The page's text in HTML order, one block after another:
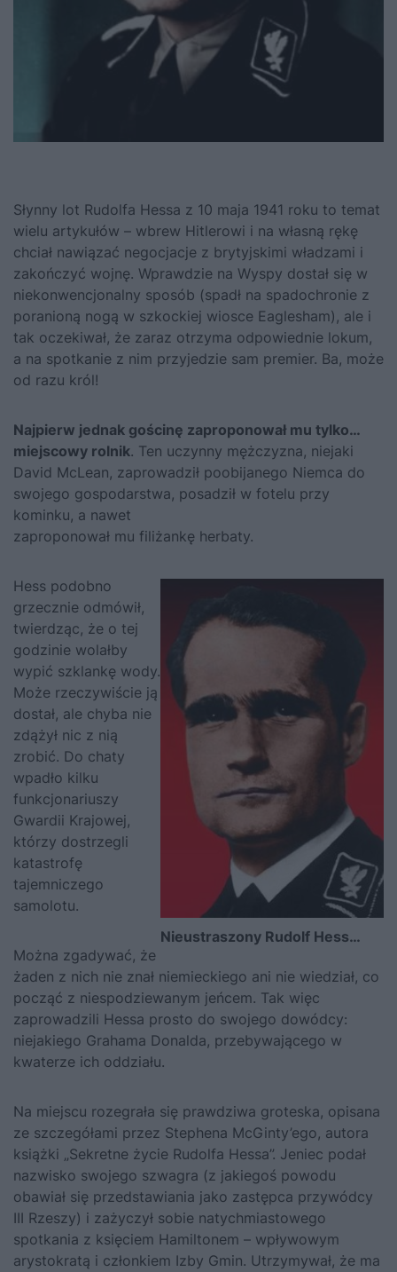
Słynny lot Rudolfa Hessa z 10 maja 1941 roku to temat
wielu artykułów – wbrew Hitlerowi i na własną rękę
chciał nawiązać negocjacje z brytyjskimi władzami i
zakończyć wojnę. Wprawdzie na Wyspy dostał się w
niekonwencjonalny sposób (spadł na spadochronie z
poranioną nogą w szkockiej wiosce Eaglesham), ale i
tak oczekiwał, że zaraz otrzyma odpowiednie lokum,
a na spotkanie z nim przyjedzie sam premier. Ba, może
od razu król!
Najpierw jednak gościnę zaproponował mu tylko…
miejscowy rolnik. Ten uczynny mężczyzna, niejaki
David McLean, zaprowadził poobijanego Niemca do
swojego gospodarstwa, posadził w fotelu przy
kominku, a nawet
zaproponował mu filiżankę herbaty.
Nieustraszony Rudolf Hess…
Hess podobno
grzecznie odmówił,
twierdząc, że o tej
godzinie wolałby
wypić szklankę wody.
Może rzeczywiście ją
dostał, ale chyba nie
zdążył nic z nią
zrobić. Do chaty
wpadło kilku
funkcjonariuszy
Gwardii Krajowej,
którzy dostrzegli
katastrofę
tajemniczego
samolotu.
Można zgadywać, że
żaden z nich nie znał niemieckiego ani nie wiedział, co
począć z niespodziewanym jeńcem. Tak więc
zaprowadzili Hessa prosto do swojego dowódcy:
niejakiego Grahama Donalda, przebywającego w
kwaterze ich oddziału.
Na miejscu rozegrała się prawdziwa groteska, opisana
ze szczegółami przez Stephena McGinty’ego, autora
książki „Sekretne życie Rudolfa Hessa”. Jeniec podał
nazwisko swojego szwagra (z jakiegoś powodu
obawiał się przedstawiania jako zastępca przywódcy
III Rzeszy) i zażyczył sobie natychmiastowego
spotkania z księciem Hamiltonem – wpływowym
arystokratą i członkiem Izby Gmin. Utrzymywał, że ma